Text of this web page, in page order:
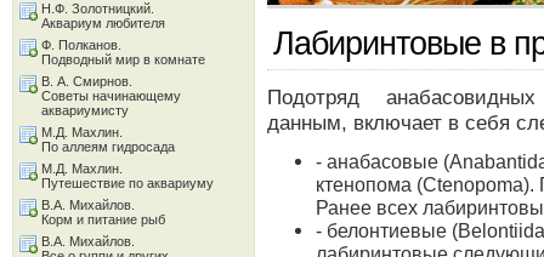
Лабиринтовые в
Подотряд
данным, включает в себя
- анабасовые
ктенопома (Ctenopoma).
Ранее всех
- белонтиевые
Н.Ф. Золотницкий.
Аквариум любителя
Ф. Полканов.
Подводный мир в комнате
В. А. Смирнов.
Советы начинающему
аквариумисту
М.Д. Махлин.
По аллеям гидросада
М.Д. Махлин.
Путешествие по аквариуму
В.А. Михайлов.
Корм и питание рыб
В.А. Михайлов.